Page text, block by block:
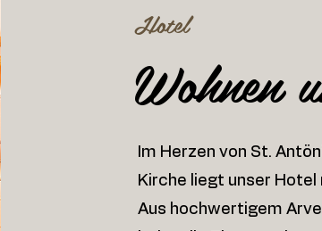
Hotel
Wohnen
Im Herzen von St.
Kirche liegt unser
Aus hochwertigem